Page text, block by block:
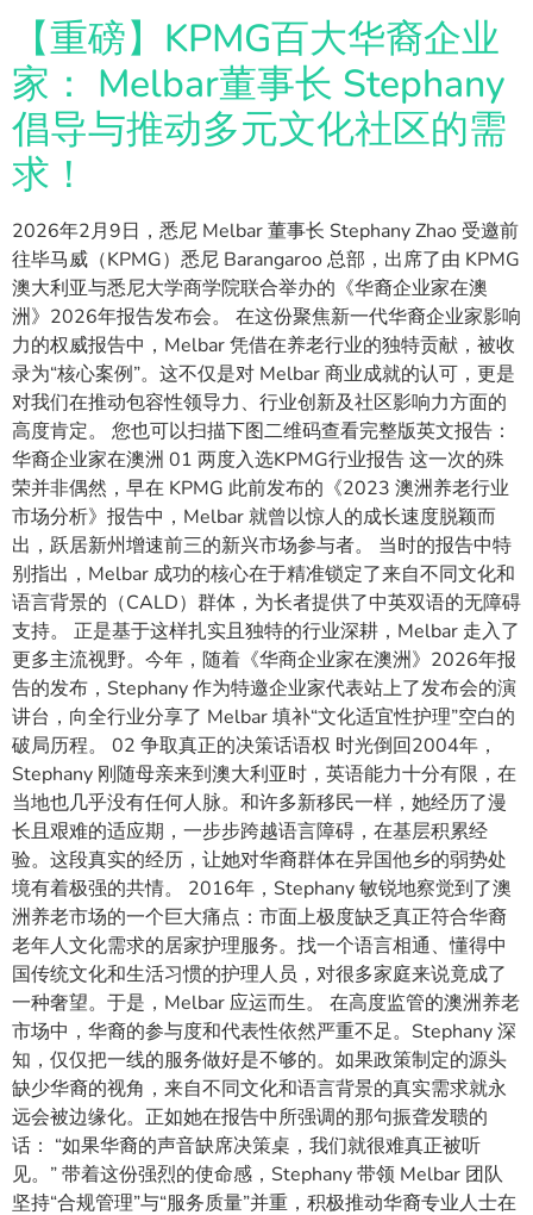
【重磅】KPMG百大华裔企业
家： Melbar董事长 Stephany
倡导与推动多元文化社区的需
求！
2026年2月9日，悉尼 Melbar 董事长 Stephany Zhao 受邀前
往毕马威（KPMG）悉尼 Barangaroo 总部，出席了由 KPMG
澳大利亚与悉尼大学商学院联合举办的《华裔企业家在澳
洲》2026年报告发布会。 在这份聚焦新一代华裔企业家影响
力的权威报告中，Melbar 凭借在养老行业的独特贡献，被收
录为“核心案例”。这不仅是对 Melbar 商业成就的认可，更是
对我们在推动包容性领导力、行业创新及社区影响力方面的
高度肯定。 您也可以扫描下图二维码查看完整版英文报告：
华裔企业家在澳洲 01 两度入选KPMG行业报告 这一次的殊
荣并非偶然，早在 KPMG 此前发布的《2023 澳洲养老行业
市场分析》报告中，Melbar 就曾以惊人的成长速度脱颖而
出，跃居新州增速前三的新兴市场参与者。 当时的报告中特
别指出，Melbar 成功的核心在于精准锁定了来自不同文化和
语言背景的（CALD）群体，为长者提供了中英双语的无障碍
支持。 正是基于这样扎实且独特的行业深耕，Melbar 走入了
更多主流视野。今年，随着《华商企业家在澳洲》2026年报
告的发布，Stephany 作为特邀企业家代表站上了发布会的演
讲台，向全行业分享了 Melbar 填补“文化适宜性护理”空白的
破局历程。 02 争取真正的决策话语权 时光倒回2004年，
Stephany 刚随母亲来到澳大利亚时，英语能力十分有限，在
当地也几乎没有任何人脉。和许多新移民一样，她经历了漫
长且艰难的适应期，一步步跨越语言障碍，在基层积累经
验。这段真实的经历，让她对华裔群体在异国他乡的弱势处
境有着极强的共情。 2016年，Stephany 敏锐地察觉到了澳
洲养老市场的一个巨大痛点：市面上极度缺乏真正符合华裔
老年人文化需求的居家护理服务。找一个语言相通、懂得中
国传统文化和生活习惯的护理人员，对很多家庭来说竟成了
一种奢望。于是，Melbar 应运而生。 在高度监管的澳洲养老
市场中，华裔的参与度和代表性依然严重不足。Stephany 深
知，仅仅把一线的服务做好是不够的。如果政策制定的源头
缺少华裔的视角，来自不同文化和语言背景的真实需求就永
远会被边缘化。正如她在报告中所强调的那句振聋发聩的
话： “如果华裔的声音缺席决策桌，我们就很难真正被听
见。” 带着这份强烈的使命感，Stephany 带领 Melbar 团队
坚持“合规管理”与“服务质量”并重，积极推动华裔专业人士在